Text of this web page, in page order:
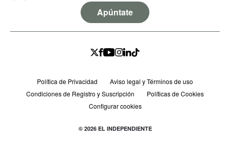
Apúntate
Política de Privacidad
Aviso legal y Términos de uso
Condiciones de Registro y Suscripción
Políticas de Cookies
Configurar cookies
© 2026 EL INDEPENDIENTE